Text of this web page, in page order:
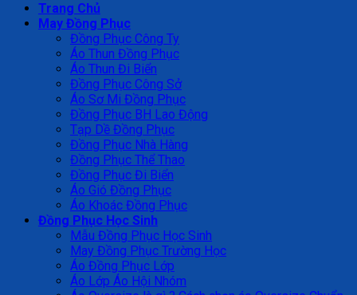
Trang Chủ
May Đồng Phục
Đồng Phục Công Ty
Áo Thun Đồng Phục
Áo Thun Đi Biển
Đồng Phục Công Sở
Áo Sơ Mi Đồng Phục
Đồng Phục BH Lao Động
Tạp Dề Đồng Phục
Đồng Phục Nhà Hàng
Đồng Phục Thể Thao
Đồng Phục Đi Biển
Áo Gió Đồng Phục
Áo Khoác Đồng Phục
Đồng Phục Học Sinh
Mẫu Đồng Phục Học Sinh
May Đồng Phục Trường Học
Áo Đồng Phục Lớp
Áo Lớp Áo Hội Nhóm